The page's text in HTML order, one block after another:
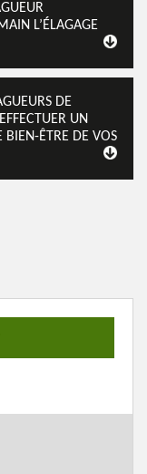
L’ÉLAGAGE
DE
UN
BIEN-ÊTRE DE VOS